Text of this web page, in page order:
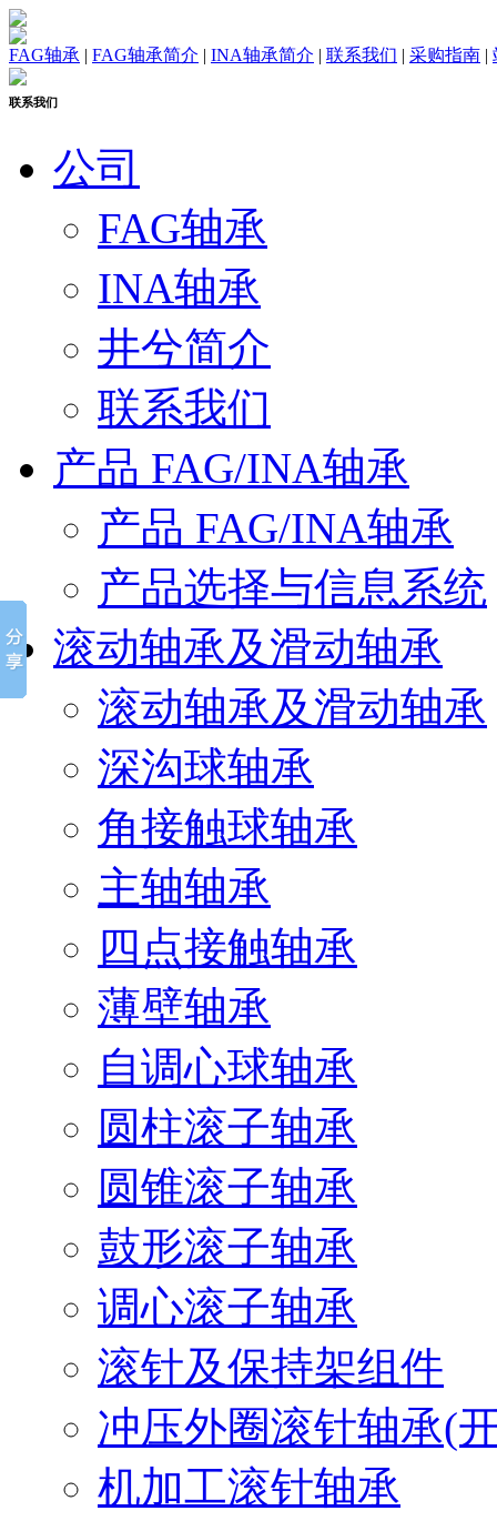
FAG轴承 | FAG轴承简介 | INA轴承简介 | 联系我们 | 采购指南 |
联系我们
公司
FAG轴承
INA轴承
井兮简介
联系我们
产品 FAG/INA轴承
产品 FAG/INA轴承
产品选择与信息系统
滚动轴承及滑动轴承
滚动轴承及滑动轴承
深沟球轴承
角接触球轴承
主轴轴承
四点接触轴承
薄壁轴承
自调心球轴承
圆柱滚子轴承
圆锥滚子轴承
鼓形滚子轴承
调心滚子轴承
滚针及保持架组件
冲压外圈滚针轴承(
机加工滚针轴承